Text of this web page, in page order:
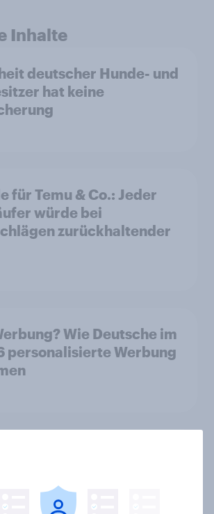
Inhalte
deutscher Hunde- und
hat keine
für Temu & Co.: Jeder
würde bei
Wie Deutsche im
personalisierte Werbung
kosten